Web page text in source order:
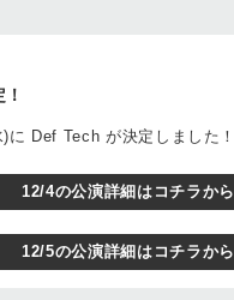
に Def Tech が決定しました！
12/4の公演詳細はコチラから
12/5の公演詳細はコチラから